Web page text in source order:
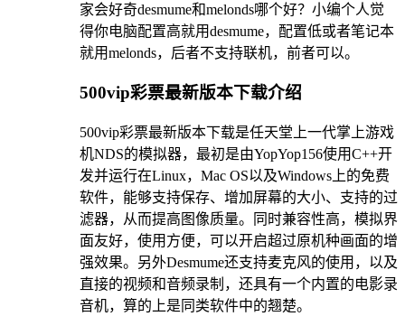
家会好奇desmume和melonds哪个好？小编个人觉
得你电脑配置高就用desmume，配置低或者笔记本
就用melonds，后者不支持联机，前者可以。
500vip彩票最新版本下载介绍
500vip彩票最新版本下载是任天堂上一代掌上游戏
机NDS的模拟器，最初是由YopYop156使用C++开
发并运行在Linux，Mac OS以及Windows上的免费
软件，能够支持保存、增加屏幕的大小、支持的过
滤器，从而提高图像质量。同时兼容性高，模拟界
面友好，使用方便，可以开启超过原机种画面的增
强效果。另外Desmume还支持麦克风的使用，以及
直接的视频和音频录制，还具有一个内置的电影录
音机，算的上是同类软件中的翘楚。